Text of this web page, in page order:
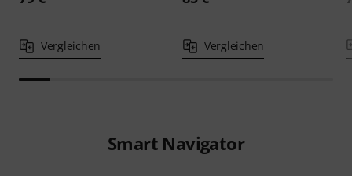
Vergleichen Vergleichen
Smart Navigator